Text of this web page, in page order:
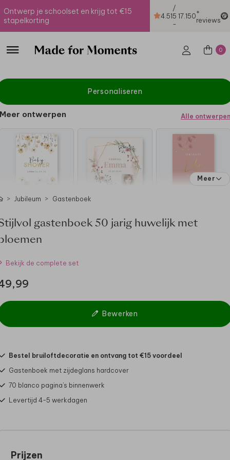
Ontwerp je schoolset en krijg tot €15
stapelkorting
4.51
/
5
-
17.150+
reviews
0
Personaliseren
Meer ontwerpen Alle ontwerpen
Meer
Jubileum Gastenboek
gastenboek 50 jarig huwelijk met
Bekijk de complete set
Bewerken
Bestel bruiloftdecoratie en ontvang tot €15 voordeel
Gastenboek met zijdeglans hardcover
70 blanco pagina's binnenwerk
Levertijd 4-5 werkdagen
Prijzen